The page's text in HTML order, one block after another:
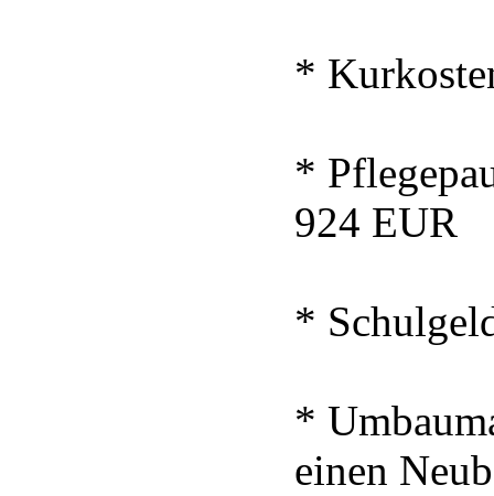
*
*
924 EUR
*
*
einen